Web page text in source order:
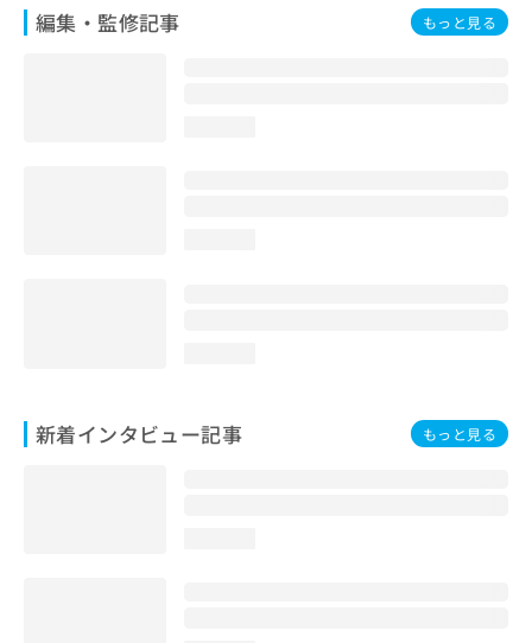
編集・監修記事 もっと見る
新着インタビュー記事 もっと見る